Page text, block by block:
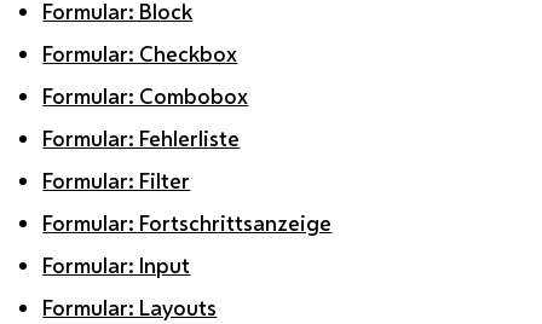
Formular: Block
Formular: Checkbox
Formular: Combobox
Formular: Fehlerliste
Formular: Filter
Formular: Fortschrittsanzeige
Formular: Input
Formular: Layouts